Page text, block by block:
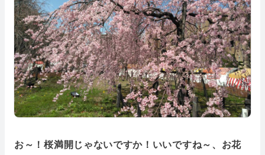
お～！桜満開じゃないですか！いいですね～、お花